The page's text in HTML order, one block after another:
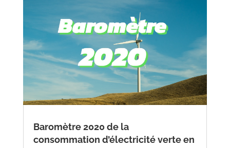
Baromètre 2020 de la
consommation d’électricité verte en